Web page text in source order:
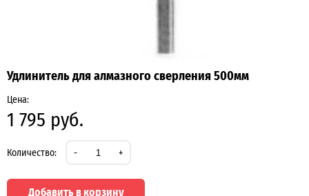
Удлинитель для алмазного сверления 500мм
Цена:
1 795 руб.
Количество: - +
Добавить в корзину